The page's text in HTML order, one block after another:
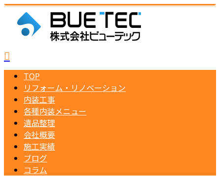
TOP
リフォーム・リノベーション
内装工事
各種内装メニュー
遺品整理
会社概要
施工実績
ブログ
コラム